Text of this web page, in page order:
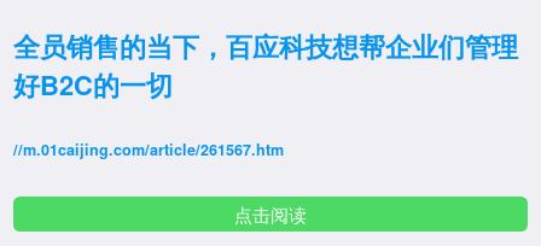
全员销售的当下，百应科技想帮企业们管理
好B2C的一切
//m.01caijing.com/article/261567.htm
点击阅读